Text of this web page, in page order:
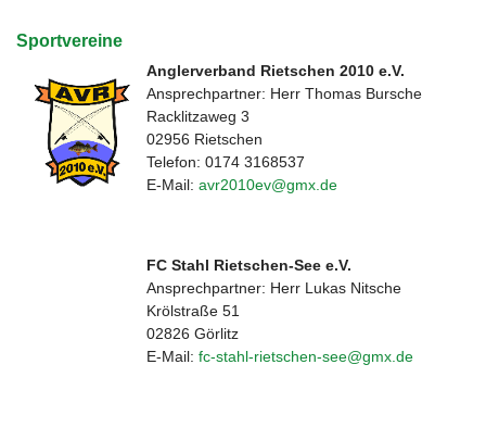
Sportvereine
Anglerverband Rietschen 2010 e.V.
Ansprechpartner: Herr Thomas Bursche
Racklitzaweg 3
02956 Rietschen
Telefon: 0174 3168537
E-Mail: avr2010ev@gmx.de
FC Stahl Rietschen-See e.V.
Ansprechpartner: Herr Lukas Nitsche
Krölstraße 51
02826 Görlitz
E-Mail: fc-stahl-rietschen-see@gmx.de